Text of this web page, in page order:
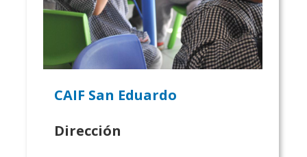
CAIF San Eduardo
Dirección